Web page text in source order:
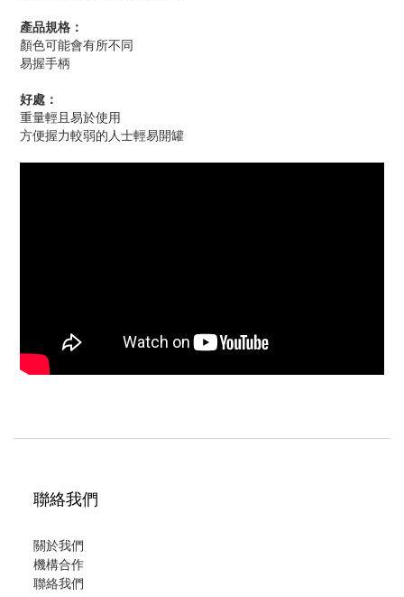
產品規格：
顏色可能會有所不同
易握手柄
好處：
重量輕且易於使用
方便握力較弱的人士輕易開罐
聯絡我們
關於我們
機構合作
聯絡我們